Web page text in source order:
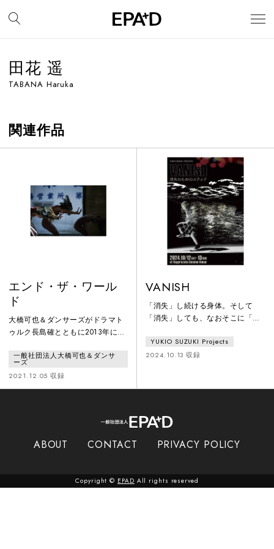
田花 遥
TABANA Haruka
関連作品
エンド・ザ・ワール
ド
大橋可也＆ダンサーズがドラマト
ゥルク長島確とともに2013年に始
クト《ザ・ワールド》最終作品。
一般社団法人大橋可也＆ダンサ
ーズ
2021.12.05 収録
VANISH
「消失」し続ける身体。そして
「消失」しても、なおそこに「在
なった劇場で、自身の原点と立ち
向かう三部作。果てしない身体の
1「遺された軌跡」２「Vanish」３
YUKIO SUZUKI Projects
2024.10.13 収録
ABOUT CONTACT PRIVACY POLICY
Copyright © EPAD All rights reserved